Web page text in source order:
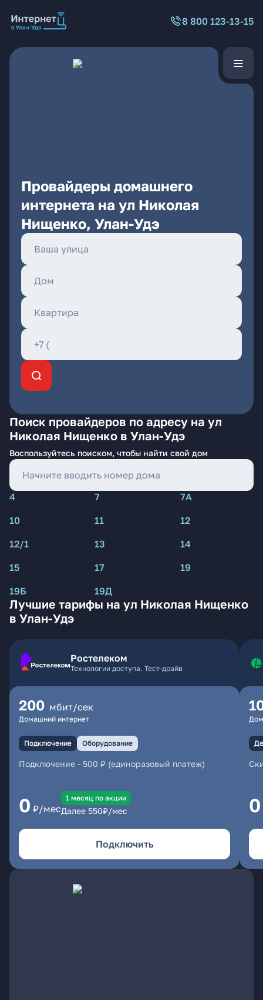
8 800 123-13-15
Провайдеры домашнего
интернета на ул Николая
Нищенко, Улан-Удэ
Поиск провайдеров по адресу на ул
Николая Нищенко в Улан-Удэ
Воспользуйтесь поиском, чтобы найти свой дом
4 7
7А
10
11
12
12/1
13
14
15
17
19
19Б
19Д
Лучшие тарифы на ул Николая Нищенко
в Улан-Удэ
Ростелеком
Технологии доступа. Тест-драйв
200 мбит/сек
Домашний интернет
Подключение Оборудование
Подключение - 500 ₽ (единоразовый платеж)
0 ₽/мес
1 месяц по акции
Далее 550₽/мес
Подключить
0